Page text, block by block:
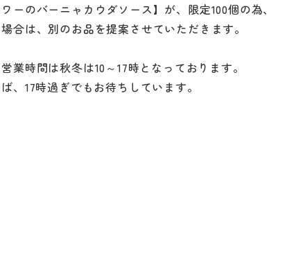
ーのバーニャカウダソース】が、限定100個の為、
合は、別のお品を提案させていただきます。
業時間は秋冬は10～17時となっております。
、17時過ぎでもお待ちしています。